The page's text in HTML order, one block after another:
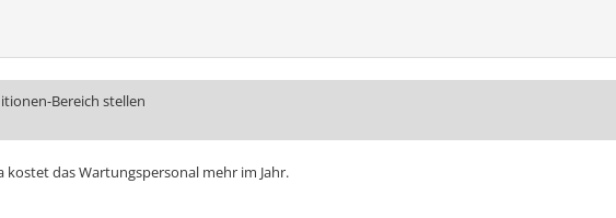
Bereich stellen
kostet das Wartungspersonal mehr im Jahr.